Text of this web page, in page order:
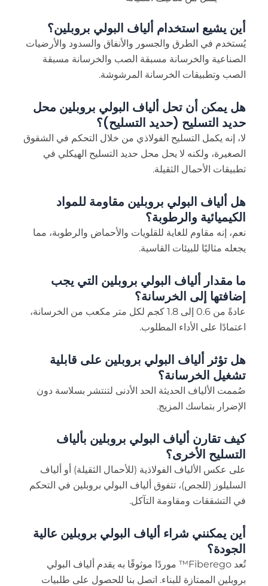
أين يشيع استخدام ألياف البولي بروبلين؟
يُستخدم في الطرق والجسور والأنفاق والسدود والأرضيات
الصناعية والخرسانة مسبقة الصب والخرسانة مسبقة
الصب وتطبيقات الخرسانة المرشوشة.
هل يمكن أن تحل ألياف البولي بروبلين محل
حديد التسليح (حديد التسليح)؟
لا، إنه يكمل التسليح الفولاذي من خلال التحكم في الشقوق
الصغيرة، ولكنه لا يحل محل حديد التسليح الهيكلي في
تطبيقات الأحمال الثقيلة.
هل ألياف البولي بروبلين مقاومة للمواد
الكيميائية والرطوبة؟
نعم، إنه مقاوم للغاية للقلويات والأحماض والرطوبة، مما
يجعله مثاليًا للبيئات القاسية.
ما مقدار ألياف البولي بروبلين التي يجب
إضافتها إلى الخرسانة؟
عادةً من 0.6 إلى 1.8 كجم لكل متر مكعب من الخرسانة،
اعتمادًا على الأداء المطلوب.
هل تؤثر ألياف البولي بروبلين على قابلية
تشغيل الخرسانة؟
صُممت الألياف الحديثة الحد الأدنى لتنتشر بسلاسة دون
الإضرار بتماسك المزيج.
كيف تقارن ألياف البولي بروبلين بألياف
التسليح الأخرى؟
على عكس الألياف الفولاذية (للأحمال الثقيلة) أو ألياف
السليلوز (للجص)، تتفوق ألياف البولي بروبلين في التحكم
في التشققات ومقاومة التآكل.
أين يمكنني شراء ألياف البولي بروبلين عالية
الجودة؟
تُعد Fiberego™ موردًا موثوقًا به يقدم ألياف البولي
بروبلين الممتازة للبناء. اتصل بنا للحصول على طلبيات